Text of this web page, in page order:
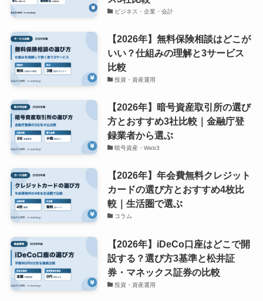
ビジネス・企業・会計
【2026年】無料保険相談はどこが
いい？仕組みの理解と3サービス
比較
投資・資産運用
【2026年】暗号資産取引所の選び
方とおすすめ3社比較｜金融庁登
録業者から選ぶ
暗号資産・Web3
【2026年】年会費無料クレジット
カードの選び方とおすすめ4枚比
較｜生活圏で選ぶ
コラム
【2026年】iDeCo口座はどこで開
設する？選び方3基準と松井証
券・マネックス証券の比較
投資・資産運用